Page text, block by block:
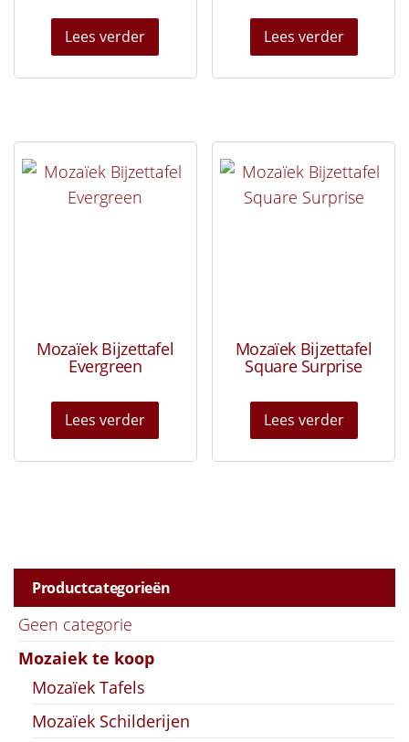
Lees verder Lees verder
Mozaïek Bijzettafel
Evergreen
Lees verder
Mozaïek Bijzettafel
Square Surprise
Lees verder
Productcategorieën
Geen categorie
Mozaiek te koop
Mozaïek Tafels
Mozaïek Schilderijen